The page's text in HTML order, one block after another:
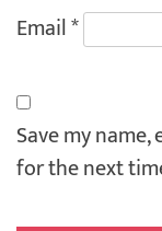
Email*
Save my
for the next